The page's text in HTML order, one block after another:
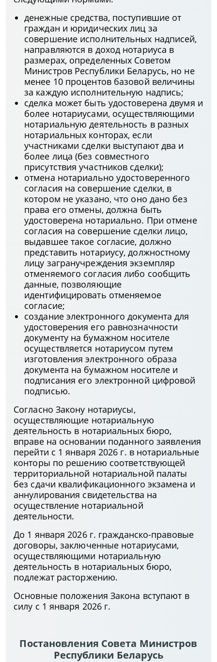
денежные средства, поступившие от
граждан и юридических лиц за
совершение исполнительных надписей,
направляются в доход нотариуса в
размерах, определенных Советом
Министров Республики Беларусь, но не
менее 10 процентов базовой величины
за каждую исполнительную надпись;
сделка может быть удостоверена двумя и
более нотариусами, осуществляющими
нотариальную деятельность в разных
нотариальных конторах, если
участниками сделки выступают два и
более лица (без совместного
присутствия участников сделки);
отмена нотариально удостоверенного
согласия на совершение сделки, в
котором не указано, что оно дано без
права его отмены, должна быть
удостоверена нотариально. При отмене
согласия на совершение сделки лицо,
выдавшее такое согласие, должно
представить нотариусу, должностному
лицу загранучреждения экземпляр
отменяемого согласия либо сообщить
данные, позволяющие
идентифицировать отменяемое
согласие;
создание электронного документа для
удостоверения его равнозначности
документу на бумажном носителе
осуществляется нотариусом путем
изготовления электронного образа
документа на бумажном носителе и
подписания его электронной цифровой
подписью.
Согласно Закону нотариусы,
осуществляющие нотариальную
деятельность в нотариальных бюро,
вправе на основании поданного заявления
перейти с 1 января 2026 г. в нотариальные
конторы по решению соответствующей
территориальной нотариальной палаты
без сдачи квалификационного экзамена и
аннулирования свидетельства на
осуществление нотариальной
деятельности.
До 1 января 2026 г. гражданско-правовые
договоры, заключенные нотариусами,
осуществляющими нотариальную
деятельность в нотариальных бюро,
подлежат расторжению.
Основные положения Закона вступают в
силу с 1 января 2026 г.
Постановления Совета Министров
Республики Беларусь